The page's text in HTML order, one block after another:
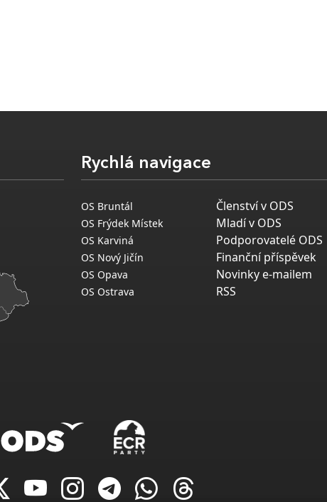
Rychlá navigace
OS Bruntál
OS Frýdek Místek
OS Karviná
OS Nový Jičín
OS Opava
OS Ostrava
Členství v ODS
Mladí v ODS
Podporovatelé ODS
Finanční příspěvek
Novinky e-mailem
RSS